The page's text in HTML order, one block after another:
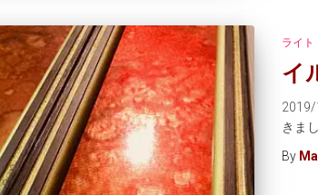
ライト
イ
2019/
きまし
By